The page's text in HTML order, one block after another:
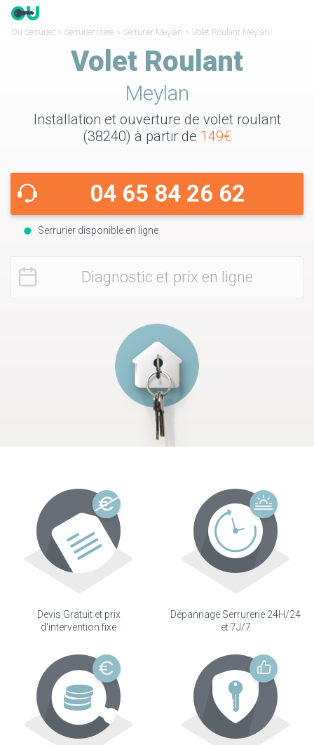
Ou Serrurier > Serrurier Isère > Serrurier Meylan > Volet Roulant Meylan
Volet Roulant
Meylan
Installation et ouverture de volet roulant
(38240) à partir de 149€
04 65 84 26 62
Serrurier disponible en ligne
Diagnostic et prix en ligne
Devis Gratuit et prix
d'intervention fixe
Dépannage Serrurerie 24H/24
et 7J/7